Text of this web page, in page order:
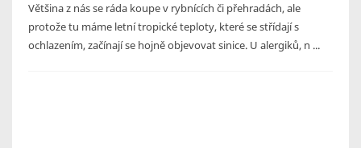
Většina z nás se ráda koupe v rybnících či přehradách, ale
protože tu máme letní tropické teploty, které se střídají s
ochlazením, začínají se hojně objevovat sinice. U alergiků, n ...